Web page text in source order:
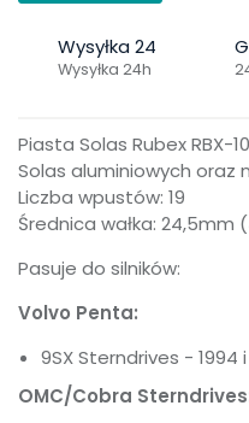
Wysyłka 24
Wysyłka 24h
Piasta Solas Rubex RBX-
Solas aluminiowych oraz
Liczba wpustów: 19
Średnica wałka: 24,5mm
Pasuje do silników:
Volvo Penta:
9SX Sterndrives - 1994
OMC/Cobra